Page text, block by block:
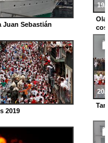
Juan Sebastián
2019
19/
20/